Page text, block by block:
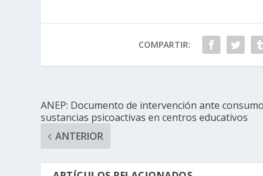
COMPARTIR:
ANEP: Documento de intervención ante
sustancias psicoactivas en centros educativos
ANTERIOR